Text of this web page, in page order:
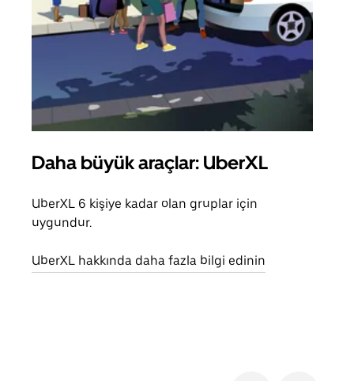
Daha büyük araçlar: UberXL
UberXL 6 kişiye kadar olan gruplar için
uygundur.
UberXL hakkında daha fazla bilgi edinin